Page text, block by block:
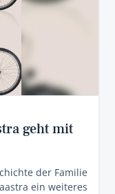
geht mit
der Familie
ein weiteres